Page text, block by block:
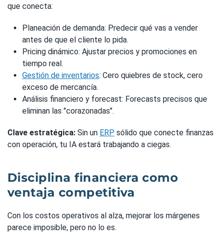
que conecta:
Planeación de demanda: Predecir qué vas a vender
antes de que el cliente lo pida.
Pricing dinámico: Ajustar precios y promociones en
tiempo real.
Gestión de inventarios: Cero quiebres de stock, cero
exceso de mercancía.
Análisis financiero y forecast: Forecasts precisos que
eliminan las "corazonadas".
Clave estratégica: Sin un ERP sólido que conecte finanzas
con operación, tu IA estará trabajando a ciegas.
Disciplina financiera como
ventaja competitiva
Con los costos operativos al alza, mejorar los márgenes
parece imposible, pero no lo es.